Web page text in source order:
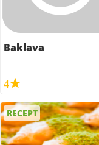
Baklava
4
RECEPT